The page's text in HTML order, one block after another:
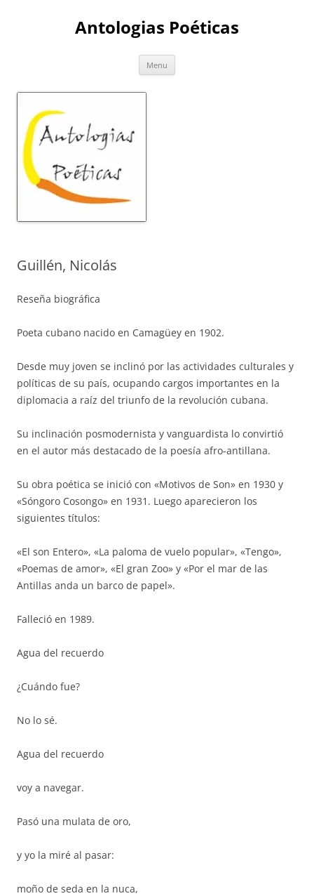
Antologias Poéticas
Menu
Guillén, Nicolás
Reseña biográfica
Poeta cubano nacido en Camagüey en 1902.
Desde muy joven se inclinó por las actividades culturales y
políticas de su país, ocupando cargos importantes en la
diplomacia a raíz del triunfo de la revolución cubana.
Su inclinación posmodernista y vanguardista lo convirtió
en el autor más destacado de la poesía afro-antillana.
Su obra poética se inició con «Motivos de Son» en 1930 y
«Sóngoro Cosongo» en 1931. Luego aparecieron los
siguientes títulos:
«El son Entero», «La paloma de vuelo popular», «Tengo»,
«Poemas de amor», «El gran Zoo» y «Por el mar de las
Antillas anda un barco de papel».
Falleció en 1989.
Agua del recuerdo
¿Cuándo fue?
No lo sé.
Agua del recuerdo
voy a navegar.
Pasó una mulata de oro,
y yo la miré al pasar:
moño de seda en la nuca,